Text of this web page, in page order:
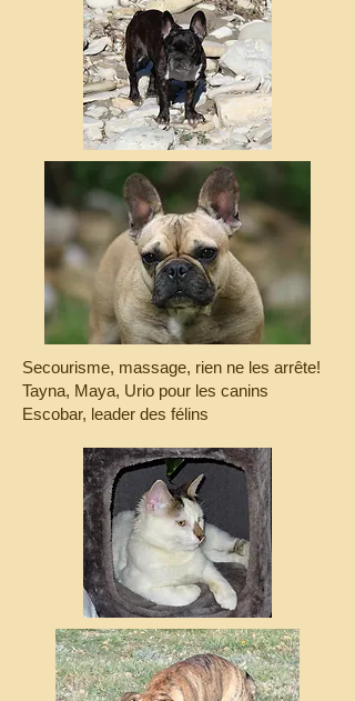
Secourisme, massage, rien ne les arrête!
Tayna, Maya, Urio pour les canins
Escobar, leader des félins